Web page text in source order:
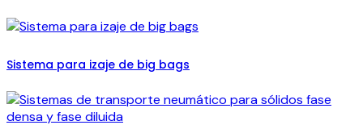
Sistema para izaje de big bags